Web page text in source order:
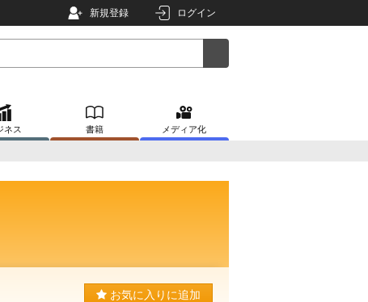
新規登録 ログイン
ネス 書籍 メディア化
お気に入りに追加